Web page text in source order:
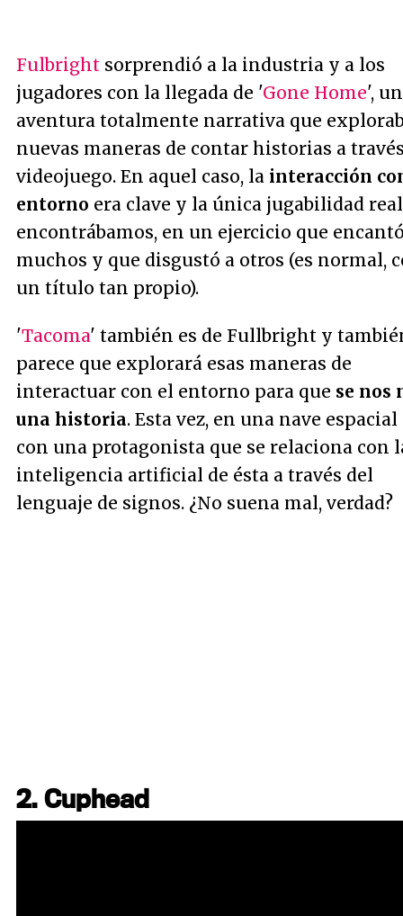
Fulbright sorprendió a la industria y a los
jugadores con la llegada de 'Gone Home',
aventura totalmente narrativa que
nuevas maneras de contar historias a
videojuego. En aquel caso, la interacción
entorno era clave y la única jugabilidad
encontrábamos, en un ejercicio que
muchos y que disgustó a otros (es normal,
un título tan propio).
'Tacoma' también es de Fullbright y
parece que explorará esas maneras de
interactuar con el entorno para que se nos
una historia. Esta vez, en una nave espacial
con una protagonista que se relaciona con
inteligencia artificial de ésta a través del
lenguaje de signos. ¿No suena mal, verdad?
2. Cuphead